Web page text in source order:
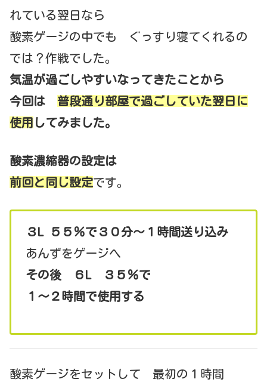
れている翌日なら
酸素ゲージの中でも ぐっすり寝てくれるの
では？作戦でした。
気温が過ごしやすいなってきたことから
今回は 普段通り部屋で過ごしていた翌日に
使用 してみました。
酸素濃縮器の設定は
前回と同じ設定です。
３L ５５％で３０分～１時間送り込み
あんずをゲージへ
その後 ６L ３５％で
１～２時間で使用する
酸素ゲージをセットして 最初の１時間